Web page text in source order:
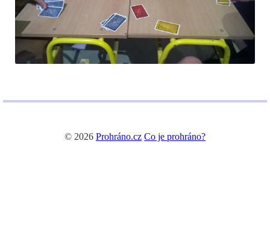
© 2026 Prohráno.cz Co je prohráno?